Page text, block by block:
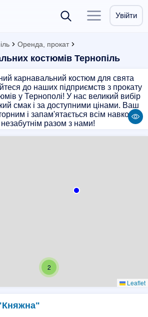
Увійти
Оренда, прокат
костюмів Тернопіль
карнавальний костюм для свята
до наших підприємств з прокату
у Тернополі! У нас великий вибір
смак і за доступними цінами. Ваш
і запам'ятається всім навколо.
разом з нами!
2
Leaflet